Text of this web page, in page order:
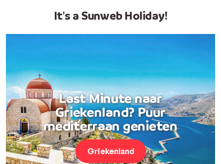
It's a Sunweb Holiday!
Last Minute naar
Griekenland? Puur
mediterraan genieten
Griekenland